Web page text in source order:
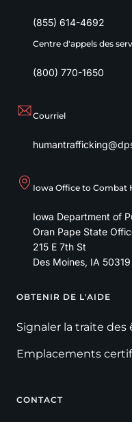
(855) 614-4692
Centre d'appels des
(800) 770-1650
Courriel
Iowa Office to Combat
Iowa Department of
Oran Pape State
215 E 7th St
Des Moines, IA 50319
Footer
OBTENIR DE L'AIDE
Signaler la traite des
Emplacements
CONTACT